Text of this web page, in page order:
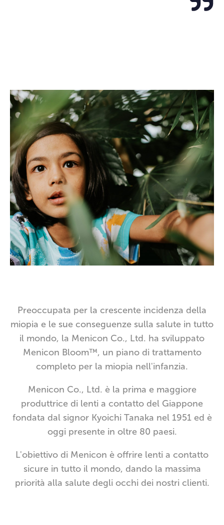
Preoccupata per la crescente incidenza della
miopia e le sue conseguenze sulla salute in tutto
il mondo, la Menicon Co., Ltd. ha sviluppato
Menicon Bloom™, un piano di trattamento
completo per la miopia nell'infanzia.
Menicon Co., Ltd. è la prima e maggiore
produttrice di lenti a contatto del Giappone
fondata dal signor Kyoichi Tanaka nel 1951 ed è
oggi presente in oltre 80 paesi.
L'obiettivo di Menicon è offrire lenti a contatto
sicure in tutto il mondo, dando la massima
priorità alla salute degli occhi dei nostri clienti.